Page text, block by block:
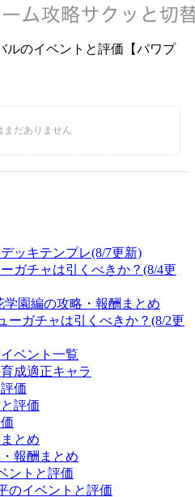
ルのイベントと評価【パワプ
ッキテンプレ(8/7更新)
ガチャは引くべきか？(8/4更
園編の攻略・報酬まとめ
ーガチャは引くべきか？(8/2更
ベント一覧
成適正キャラ
価
評価
とめ
報酬まとめ
ントと評価
のイベントと評価